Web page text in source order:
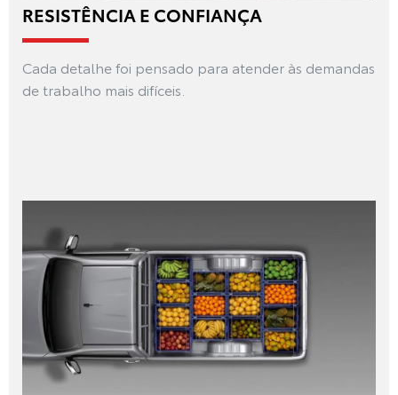
RESISTÊNCIA E CONFIANÇA
Cada detalhe foi pensado para atender às demandas
de trabalho mais difíceis.